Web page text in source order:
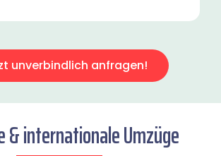
unverbindlich anfragen!
& internationale Umzüge